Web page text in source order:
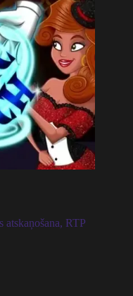
atskaņošana, RTP